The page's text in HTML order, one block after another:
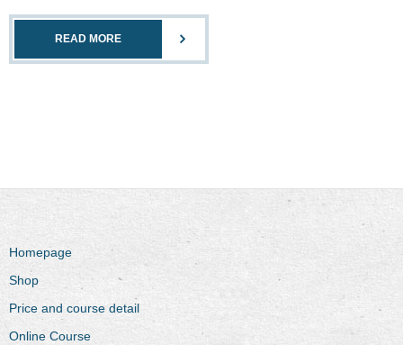
READ MORE
Homepage
Shop
Price and course detail
Online Course